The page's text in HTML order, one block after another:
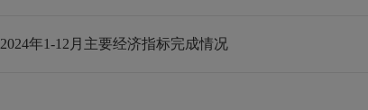
2024年1-12月主要经济指标完成情况